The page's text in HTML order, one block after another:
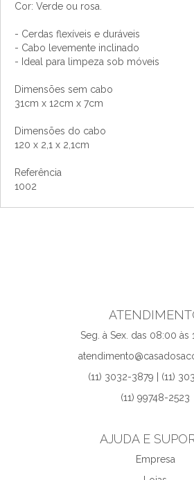
Cor: Verde ou rosa.
- Cerdas flexíveis e duráveis
- Cabo levemente inclinado
- Ideal para limpeza sob móveis
Dimensões sem cabo
31cm x 12cm x 7cm
Dimensões do cabo
120 x 2,1 x 2,1cm
Referência
1002
Seg. à Sex. das 08:00 às
(11) 3032-3879 | (11)
(11) 99748-2523
AJUDA E
Empresa